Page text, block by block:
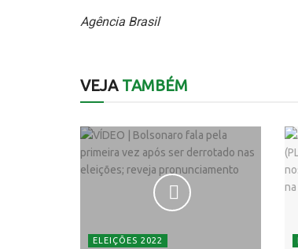
Agência Brasil
VEJATAMBÉM
ELEIÇÕES 2022